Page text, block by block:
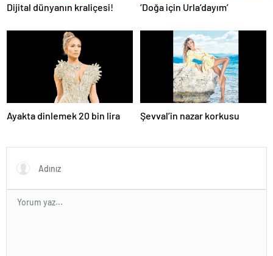
Dijital dünyanın kraliçesi! ‘Doğa için Urla’dayım’
Ayakta dinlemek 20 bin lira Şevval’in nazar korkusu